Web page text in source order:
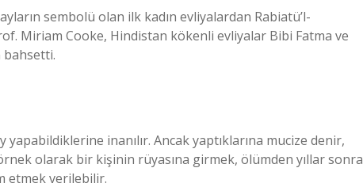
sembolü olan ilk kadın evliyalardan Rabiatü’l-
Miriam Cooke, Hindistan kökenli evliyalar Bibi Fatma ve
bahsetti.
inanılır. Ancak yaptıklarına mucize denir,
olarak bir kişinin rüyasına girmek, ölümden yıllar sonra
etmek verilebilir.